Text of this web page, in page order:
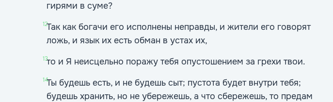
гирями в суме?
12Так как богачи его исполнены неправды, и жители его говорят
ложь, и язык их есть обман в устах их,
13то и Я неисцельно поражу тебя опустошением за грехи твои.
14Ты будешь есть, и не будешь сыт; пустота будет внутри тебя;
будешь хранить, но не убережешь, а что сбережешь, то предам